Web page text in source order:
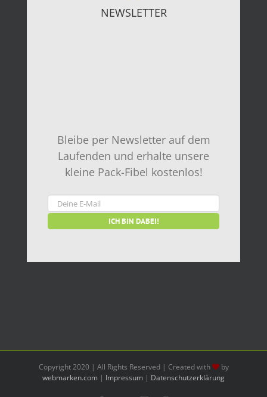
NEWSLETTER
Bleibe per Newsletter auf dem
Laufenden und erhalte unsere
kleine Pack-Fibel kostenlos!
Copyright 2020 | All Rights Reserved | Created with
by
webmarken.com | Impressum | Datenschutzerklärung